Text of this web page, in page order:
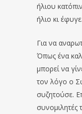
ήλιου
ήλιο κι έφυγε.
Για να
Όπως ένα
μπορεί να
τον λόγο ο
συζητούσε.
συνομιλητές